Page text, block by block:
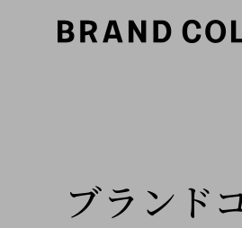
ブランド